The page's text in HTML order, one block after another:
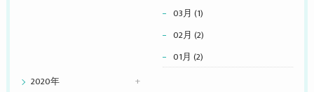
03月 (1)
02月 (2)
01月 (2)
2020年